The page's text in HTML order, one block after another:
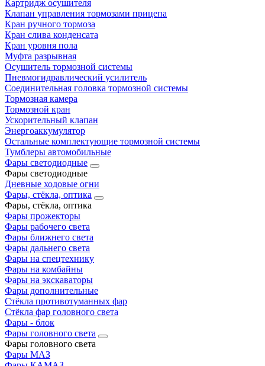
Картридж осушителя
Клапан управления тормозами прицепа
Кран ручного тормоза
Кран слива конденсата
Кран уровня пола
Муфта разрывная
Осушитель тормозной системы
Пневмогидравлический усилитель
Соединительная головка тормозной системы
Тормозная камера
Тормозной кран
Ускорительный клапан
Энергоаккумулятор
Остальные комплектующие тормозной системы
Тумблеры автомобильные
Фары светодиодные
Фары светодиодные
Дневные ходовые огни
Фары, стёкла, оптика
Фары, стёкла, оптика
Фары прожекторы
Фары рабочего света
Фары ближнего света
Фары дальнего света
Фары на спецтехнику
Фары на комбайны
Фары на экскаваторы
Фары дополнительные
Стёкла противотуманных фар
Стёкла фар головного света
Фары - блок
Фары головного света
Фары головного света
Фары МАЗ